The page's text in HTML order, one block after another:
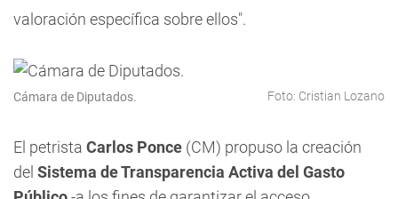
valoración específica sobre ellos".
Cámara de Diputados. Foto: Cristian Lozano
El petrista Carlos Ponce (CM) propuso la creación
del Sistema de Transparencia Activa del Gasto